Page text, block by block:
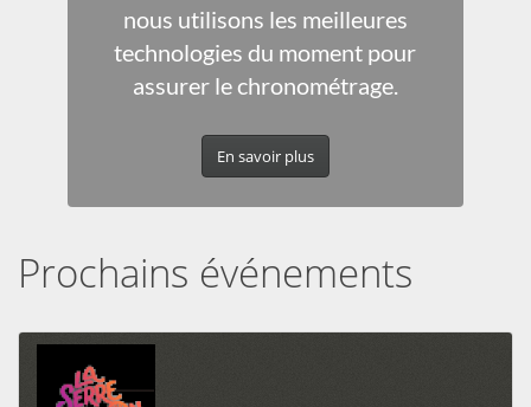
nous utilisons les meilleures
technologies du moment pour
assurer le chronométrage.
En savoir plus
Prochains événements